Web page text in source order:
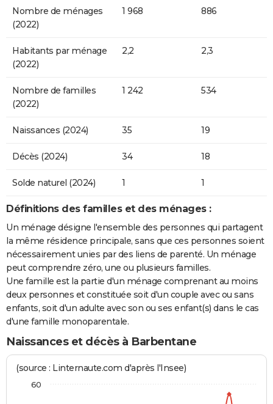
Nombre de ménages
(2022)
1 968 886
Habitants par ménage
(2022)
2,2 2,3
Nombre de familles
(2022)
1 242 534
Naissances (2024) 35 19
Décès (2024) 34 18
Solde naturel (2024) 1 1
Définitions des familles et des ménages :
Un ménage désigne l'ensemble des personnes qui partagent
la même résidence principale, sans que ces personnes soient
nécessairement unies par des liens de parenté. Un ménage
peut comprendre zéro, une ou plusieurs familles.
Une famille est la partie d'un ménage comprenant au moins
deux personnes et constituée soit d'un couple avec ou sans
enfants, soit d'un adulte avec son ou ses enfant(s) dans le cas
d'une famille monoparentale.
Naissances et décès à Barbentane
(source : Linternaute.com d'après l'Insee)
60